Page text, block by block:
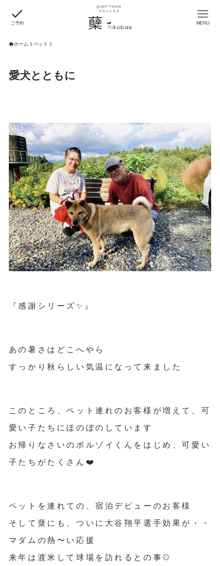
ご予約 MENU
ホーム ペット
愛犬とともに
『感謝シリーズ✨』
あの暑さはどこへやら
すっかり秋らしい気温になって来ました
このところ、ペット連れのお客様が増えて、可
愛い子たちにほのぼのしています
お帰りなさいのボルゾイくんをはじめ、可愛い
子たちがたくさん❤️
ペットを連れての、宿泊デビューのお客様
そして蘖にも、ついに大谷翔平選手効果が・・
マダムの熱〜い応援
来年は渡米して球場を訪れるとの事⚾️